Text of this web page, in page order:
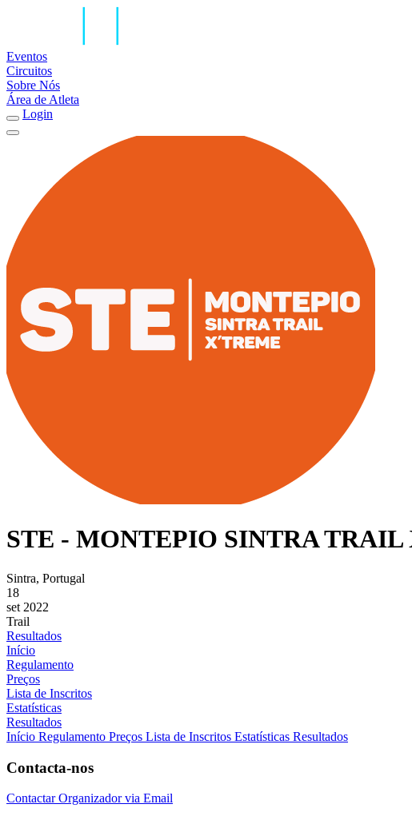
Eventos
Circuitos
Sobre Nós
Área de Atleta
Login
STE - MONTEPIO SINTRA TRAIL
Sintra, Portugal
18
set 2022
Trail
Resultados
Início
Regulamento
Preços
Lista de Inscritos
Estatísticas
Resultados
Início Regulamento Preços Lista de Inscritos Estatísticas Resultados
Contacta-nos
Contactar Organizador via Email